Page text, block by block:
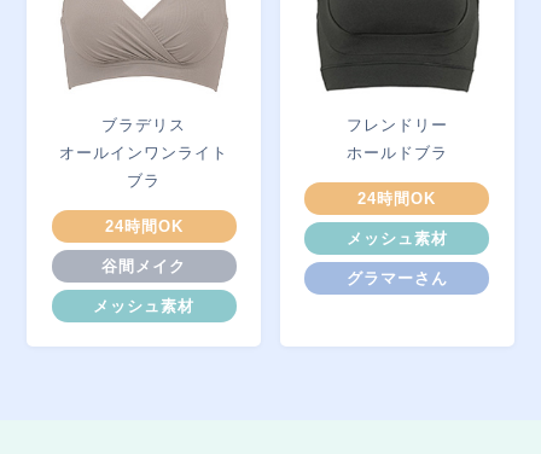
ブラデリス
オールインワンライト
ブラ
24時間OK
谷間メイク
メッシュ素材
フレンドリー
ホールドブラ
24時間OK
メッシュ素材
グラマーさん